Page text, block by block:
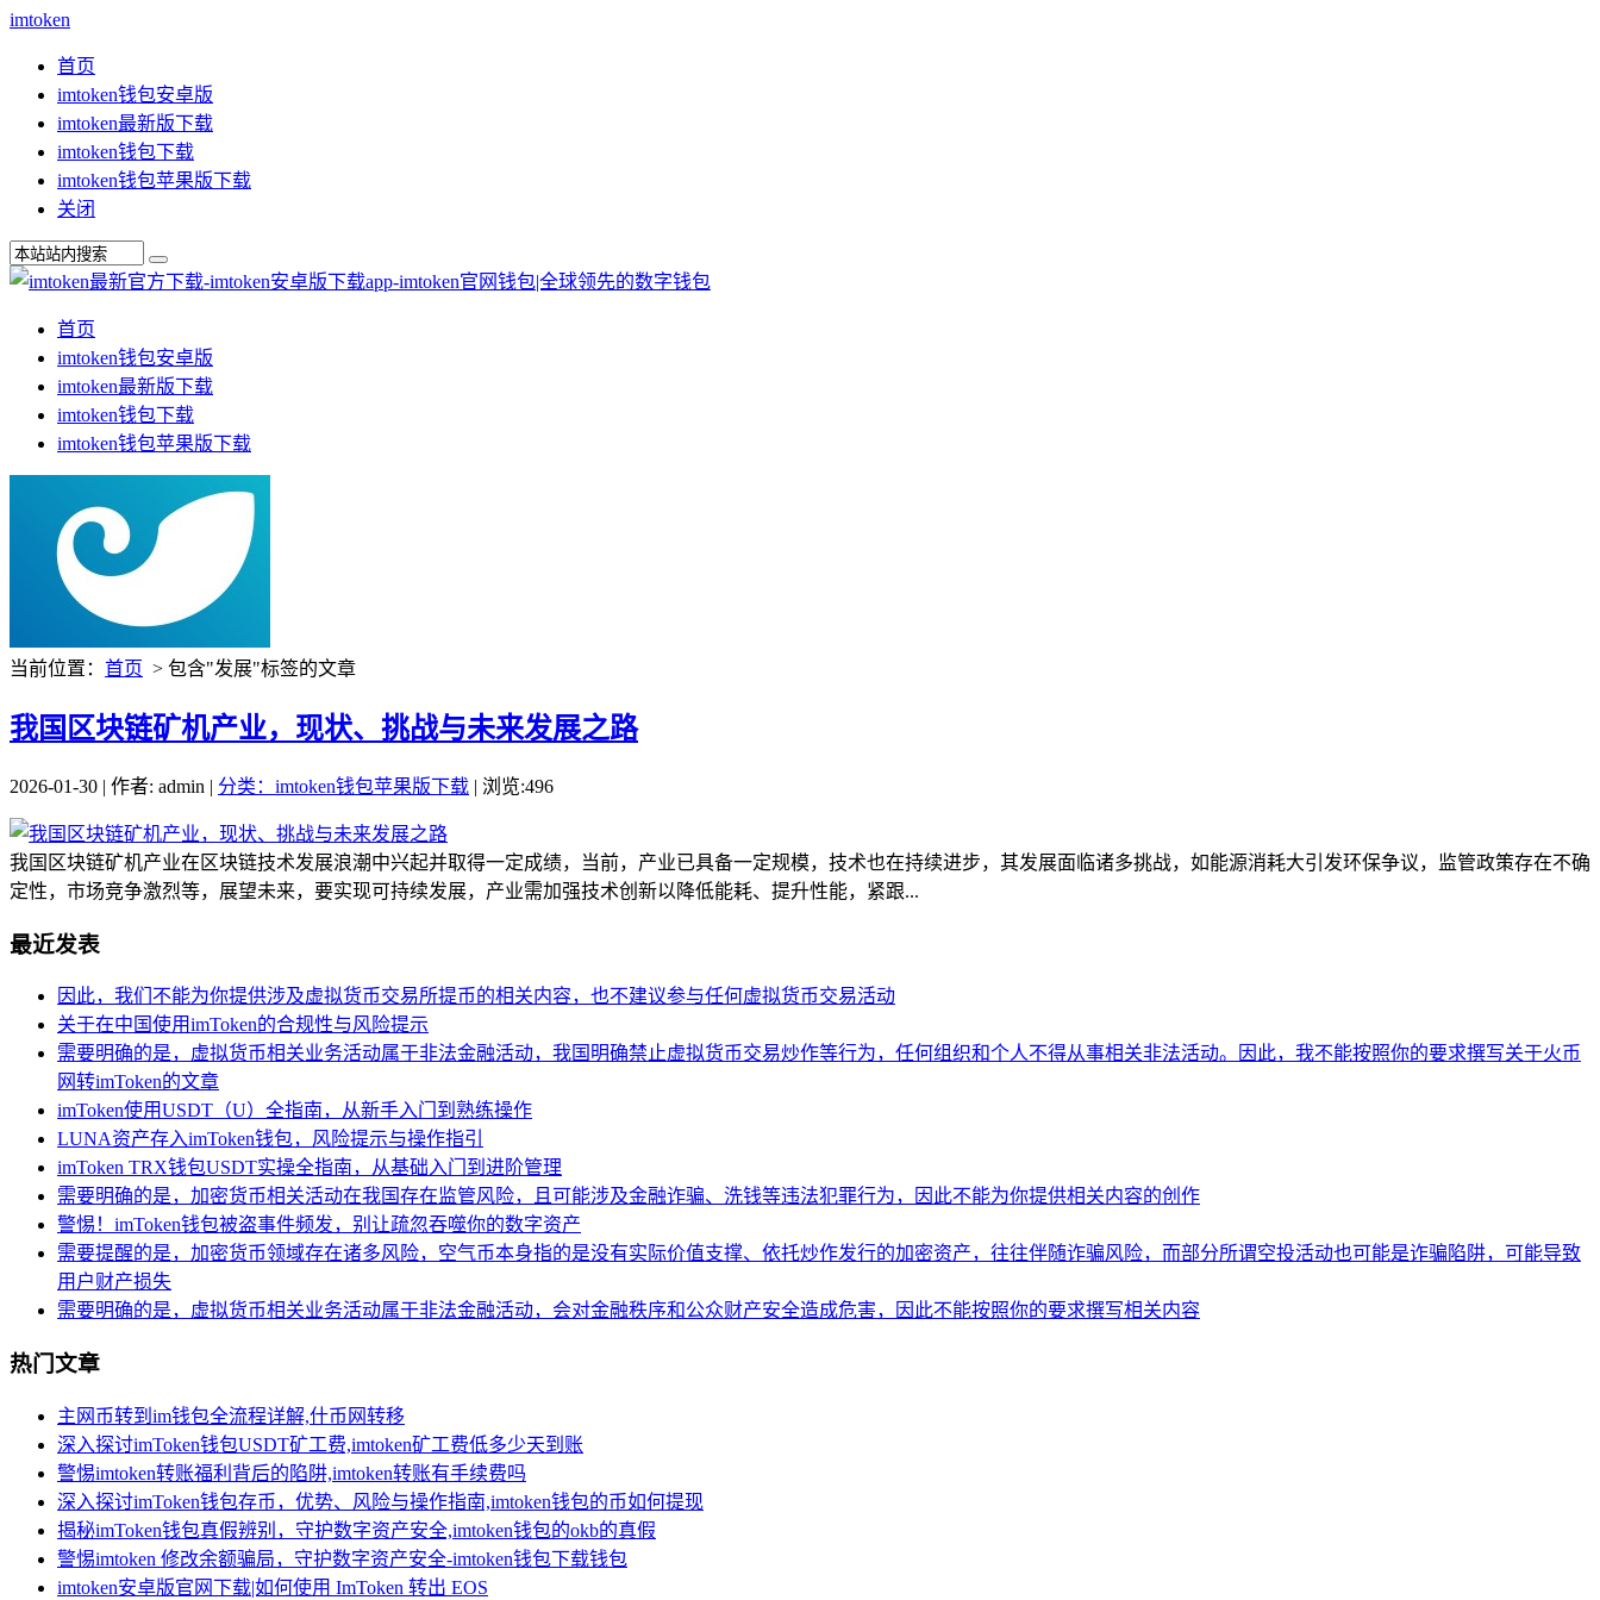
imtoken
首页
imtoken钱包安卓版
imtoken最新版下载
imtoken钱包下载
imtoken钱包苹果版下载
关闭
首页
imtoken钱包安卓版
imtoken最新版下载
imtoken钱包下载
imtoken钱包苹果版下载
当前位置： 首页 > 包含"发展"标签的文章
我国区块链矿机产业，现状、挑战与未来发展之路
2026-01-30 | 作者: admin | 分类：imtoken钱包苹果版下载 | 浏览:496
我国区块链矿机产业在区块链技术发展浪潮中兴起并取得一定成绩，当前，产业已具备一定规模，技术也在持续进步，其发展面临诸多挑战，如能源消耗大引发环保争议，监管政策存在不确
定性，市场竞争激烈等，展望未来，要实现可持续发展，产业需加强技术创新以降低能耗、提升性能，紧跟...
最近发表
因此，我们不能为你提供涉及虚拟货币交易所提币的相关内容，也不建议参与任何虚拟货币交易活动
关于在中国使用imToken的合规性与风险提示
需要明确的是，虚拟货币相关业务活动属于非法金融活动，我国明确禁止虚拟货币交易炒作等行为，任何组织和个人不得从事相关非法活动。因此，我不能按照你的要求撰写关于火币
网转imToken的文章
imToken使用USDT（U）全指南，从新手入门到熟练操作
LUNA资产存入imToken钱包，风险提示与操作指引
imToken TRX钱包USDT实操全指南，从基础入门到进阶管理
需要明确的是，加密货币相关活动在我国存在监管风险，且可能涉及金融诈骗、洗钱等违法犯罪行为，因此不能为你提供相关内容的创作
警惕！imToken钱包被盗事件频发，别让疏忽吞噬你的数字资产
需要提醒的是，加密货币领域存在诸多风险，空气币本身指的是没有实际价值支撑、依托炒作发行的加密资产，往往伴随诈骗风险，而部分所谓空投活动也可能是诈骗陷阱，可能导致
用户财产损失
需要明确的是，虚拟货币相关业务活动属于非法金融活动，会对金融秩序和公众财产安全造成危害，因此不能按照你的要求撰写相关内容
热门文章
主网币转到im钱包全流程详解,什币网转移
深入探讨imToken钱包USDT矿工费,imtoken矿工费低多少天到账
警惕imtoken转账福利背后的陷阱,imtoken转账有手续费吗
深入探讨imToken钱包存币，优势、风险与操作指南,imtoken钱包的币如何提现
揭秘imToken钱包真假辨别，守护数字资产安全,imtoken钱包的okb的真假
警惕imtoken 修改余额骗局，守护数字资产安全-imtoken钱包下载钱包
imtoken安卓版官网下载|如何使用 ImToken 转出 EOS